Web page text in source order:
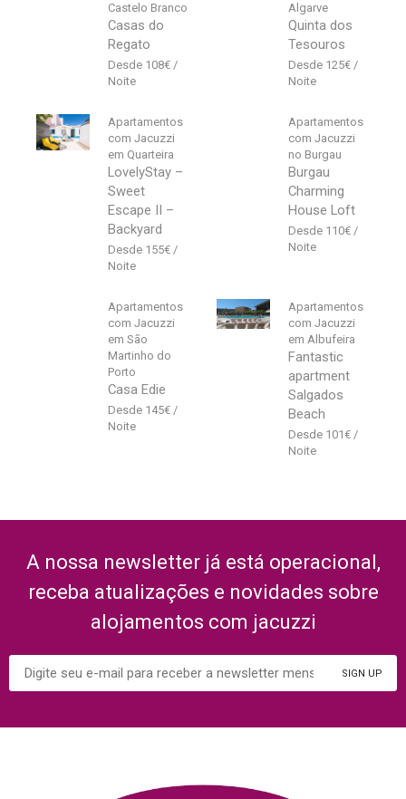
Castelo Branco
Casas do
Regato
108€
Algarve
Quinta dos
Tesouros
125€
Apartamentos
com Jacuzzi
em Quarteira
LovelyStay –
Sweet
Escape II –
Backyard
155€
Apartamentos
com Jacuzzi
no Burgau
Burgau
Charming
House Loft
110€
Apartamentos
com Jacuzzi
em São
Martinho do
Porto
Casa Edie
145€
Apartamentos
com Jacuzzi
em Albufeira
Fantastic
apartment
Salgados
Beach
101€
A nossa newsletter já está operacional,
receba atualizações e novidades sobre
alojamentos com jacuzzi